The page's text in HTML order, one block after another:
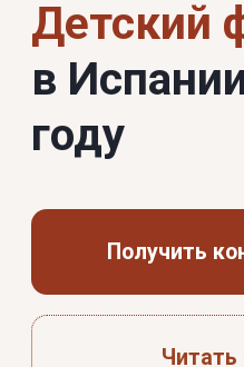
году